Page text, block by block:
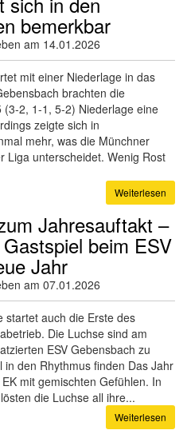
bemerkbar
am 14.01.2026
mit einer Niederlage in das
brachten die
2, 1-1, 5-2) Niederlage eine
zeigte sich in
mehr, was die Münchner
Liga unterscheidet. Wenig Rost
Weiterlesen
Jahresauftakt –
beim ESV
Jahr
am 07.01.2026
startet auch die Erste des
Die Luchse sind am
ESV Gebensbach zu
den Rhythmus finden Das Jahr
mit gemischten Gefühlen. In
die Luchse all ihre...
Weiterlesen